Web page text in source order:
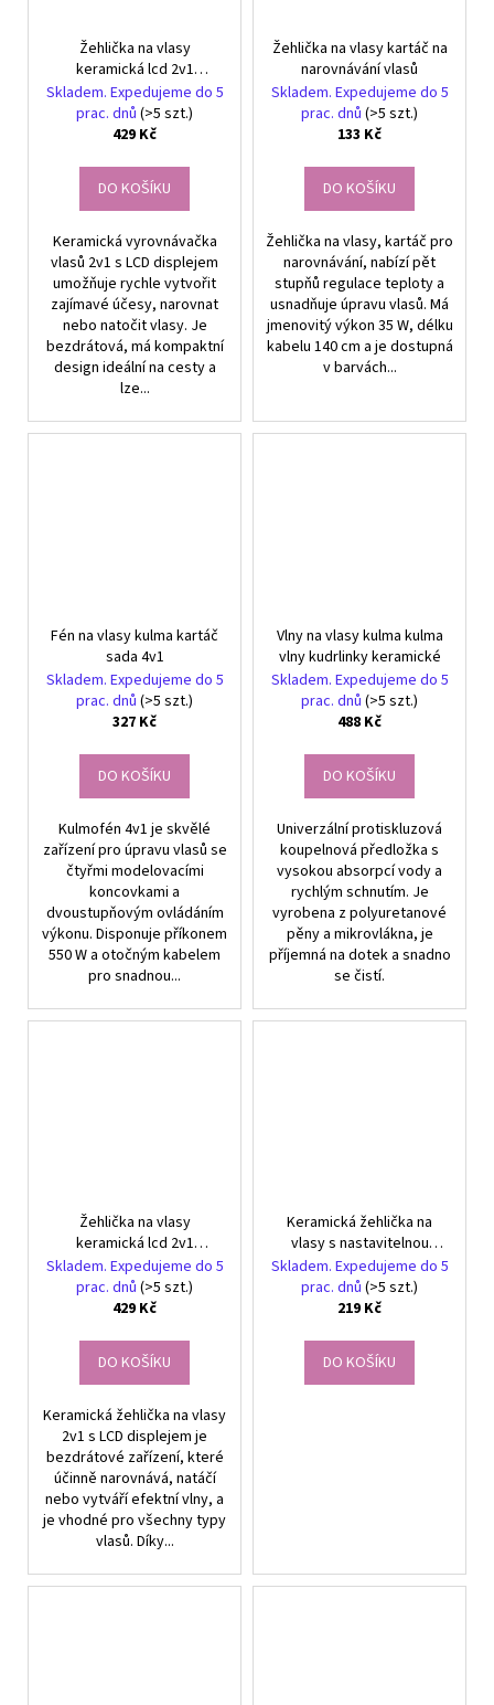
Žehlička na vlasy
keramická lcd 2v1
regulace teploty power
bank
Skladem. Expedujeme do 5
prac. dnů (>5 szt.)
429 Kč
DO KOŠÍKU
Keramická vyrovnávačka
vlasů 2v1 s LCD displejem
umožňuje rychle vytvořit
zajímavé účesy, narovnat
nebo natočit vlasy. Je
bezdrátová, má kompaktní
design ideální na cesty a
lze...
Žehlička na vlasy kartáč na
narovnávání vlasů
Skladem. Expedujeme do 5
prac. dnů (>5 szt.)
133 Kč
DO KOŠÍKU
Žehlička na vlasy, kartáč pro
narovnávání, nabízí pět
stupňů regulace teploty a
usnadňuje úpravu vlasů. Má
jmenovitý výkon 35 W, délku
kabelu 140 cm a je dostupná
v barvách...
Fén na vlasy kulma kartáč
sada 4v1
Skladem. Expedujeme do 5
prac. dnů (>5 szt.)
327 Kč
DO KOŠÍKU
Kulmofén 4v1 je skvělé
zařízení pro úpravu vlasů se
čtyřmi modelovacími
koncovkami a
dvoustupňovým ovládáním
výkonu. Disponuje příkonem
550 W a otočným kabelem
pro snadnou...
Vlny na vlasy kulma kulma
vlny kudrlinky keramické
Skladem. Expedujeme do 5
prac. dnů (>5 szt.)
488 Kč
DO KOŠÍKU
Univerzální protiskluzová
koupelnová předložka s
vysokou absorpcí vody a
rychlým schnutím. Je
vyrobena z polyuretanové
pěny a mikrovlákna, je
příjemná na dotek a snadno
se čistí.
Žehlička na vlasy
keramická lcd 2v1
regulace teploty power
bank
Skladem. Expedujeme do 5
prac. dnů (>5 szt.)
429 Kč
DO KOŠÍKU
Keramická žehlička na vlasy
2v1 s LCD displejem je
bezdrátové zařízení, které
účinně narovnává, natáčí
nebo vytváří efektní vlny, a
je vhodné pro všechny typy
vlasů. Díky...
Keramická žehlička na
vlasy s nastavitelnou
funkcí 2v1 kulmuje a
narovnává vlasy 140-220
°c
Skladem. Expedujeme do 5
prac. dnů (>5 szt.)
219 Kč
DO KOŠÍKU